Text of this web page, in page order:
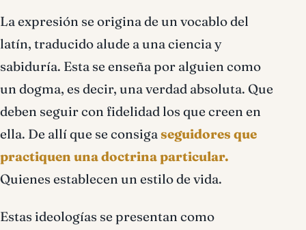
La expresión se origina de un vocablo del
latín, traducido alude a una ciencia y
sabiduría. Esta se enseña por alguien como
un dogma, es decir, una verdad absoluta. Que
deben seguir con fidelidad los que creen en
ella. De allí que se consigaseguidores que
practiquen una doctrina particular.
Quienes establecen un estilo de vida.
Estas ideologías se presentan como